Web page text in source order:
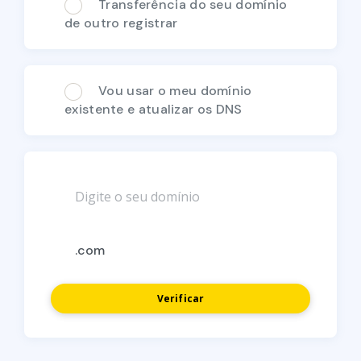
Transferência do seu domínio
de outro registrar
Vou usar o meu domínio
existente e atualizar os DNS
Verificar